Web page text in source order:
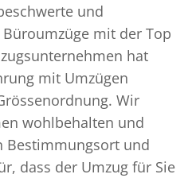
und
mit der Top
hat
mit Umzügen
Wir
wohlbehalten und
Bestimmungsort und
dass der Umzug für Sie